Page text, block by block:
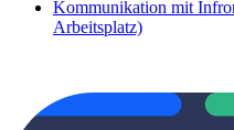
Kommunikation mit
Arbeitsplatz)